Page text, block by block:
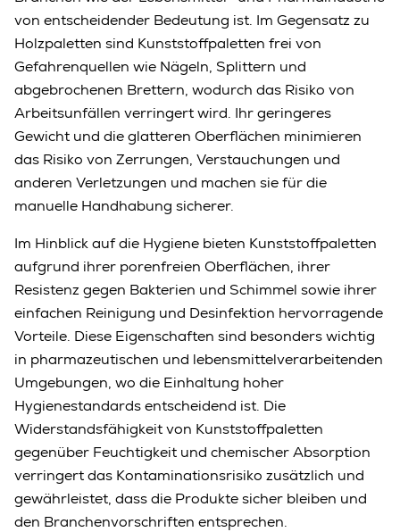
von entscheidender Bedeutung ist. Im Gegensatz zu
Holzpaletten sind Kunststoffpaletten frei von
Gefahrenquellen wie Nägeln, Splittern und
abgebrochenen Brettern, wodurch das Risiko von
Arbeitsunfällen verringert wird. Ihr geringeres
Gewicht und die glatteren Oberflächen minimieren
das Risiko von Zerrungen, Verstauchungen und
anderen Verletzungen und machen sie für die
manuelle Handhabung sicherer.
Im Hinblick auf die Hygiene bieten Kunststoffpaletten
aufgrund ihrer porenfreien Oberflächen, ihrer
Resistenz gegen Bakterien und Schimmel sowie ihrer
einfachen Reinigung und Desinfektion hervorragende
Vorteile. Diese Eigenschaften sind besonders wichtig
in pharmazeutischen und lebensmittelverarbeitenden
Umgebungen, wo die Einhaltung hoher
Hygienestandards entscheidend ist. Die
Widerstandsfähigkeit von Kunststoffpaletten
gegenüber Feuchtigkeit und chemischer Absorption
verringert das Kontaminationsrisiko zusätzlich und
gewährleistet, dass die Produkte sicher bleiben und
den Branchenvorschriften entsprechen.